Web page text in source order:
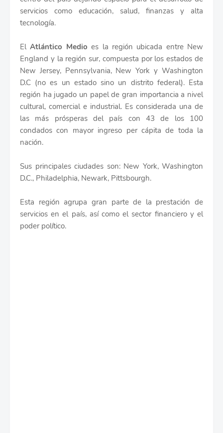
servicios como educación, salud, finanzas y alta
tecnología.
ElAtlántico Medio es la región ubicada entre New
England y la región sur, compuesta por los estados de
New Jersey, Pennsylvania, New York y Washington
D.C (no es un estado sino un distrito federal). Esta
región ha jugado un papel de gran importancia a nivel
cultural, comercial e industrial. Es considerada una de
las más prósperas del país con 43 de los 100
condados con mayor ingreso per cápita de toda la
nación.
Sus principales ciudades son: New York, Washington
D.C., Philadelphia, Newark, Pittsbourgh.
Esta región agrupa gran parte de la prestación de
servicios en el país, así como el sector financiero y el
poder político.